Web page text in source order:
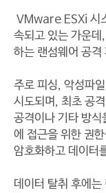
VMware ESXi 시
속되고 있는 가운
하는 랜섬웨어 공격
주로 피싱, 악성파
시도되며, 최초 공
공격이나 기타 방
에 접근을 위한 권
암호화하고 데이터
데이터 탈취 후에는